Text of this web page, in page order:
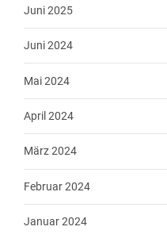
Juni 2025
Juni 2024
Mai 2024
April 2024
März 2024
Februar 2024
Januar 2024